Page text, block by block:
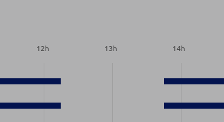
12h 13h 14h